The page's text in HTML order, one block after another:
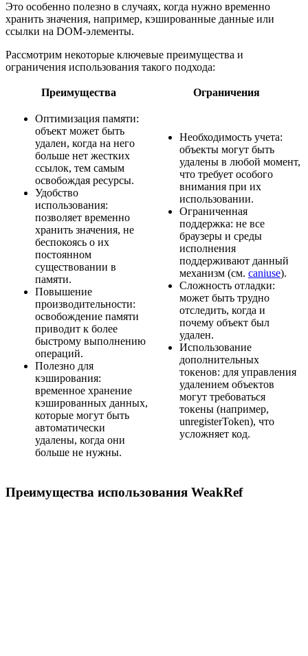
Это особенно полезно в случаях, когда нужно временно
хранить значения, например, кэшированные данные или
ссылки на DOM-элементы.
Рассмотрим некоторые ключевые преимущества и
ограничения использования такого подхода:
Преимущества Ограничения
Оптимизация памяти:
объект может быть
удален, когда на него
больше нет жестких
ссылок, тем самым
освобождая ресурсы.
Удобство
использования:
позволяет временно
хранить значения, не
беспокоясь о их
постоянном
существовании в
памяти.
Повышение
производительности:
освобождение памяти
приводит к более
быстрому выполнению
операций.
Полезно для
кэширования:
временное хранение
кэшированных данных,
которые могут быть
автоматически
удалены, когда они
больше не нужны.
Необходимость учета:
объекты могут быть
удалены в любой момент,
что требует особого
внимания при их
использовании.
Ограниченная
поддержка: не все
браузеры и среды
исполнения
поддерживают данный
механизм (см. caniuse).
Сложность отладки:
может быть трудно
отследить, когда и
почему объект был
удален.
Использование
дополнительных
токенов: для управления
удалением объектов
могут требоваться
токены (например,
unregisterToken), что
усложняет код.
Преимущества использования WeakRef